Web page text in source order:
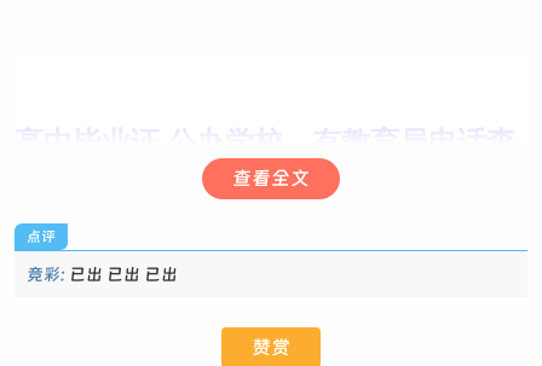
询、政务网验证。
落户，当兵，职称报考均可使用
国家开放大学，少数民族或满40岁，全
广东开放大学，国家承认，教育部注
查看全文
点评
竞彩: 已出 已出 已出
赞赏